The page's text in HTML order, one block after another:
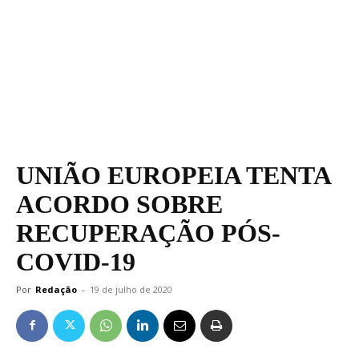
UNIÃO EUROPEIA TENTA
ACORDO SOBRE
RECUPERAÇÃO PÓS-
COVID-19
Por Redação - 19 de julho de 2020